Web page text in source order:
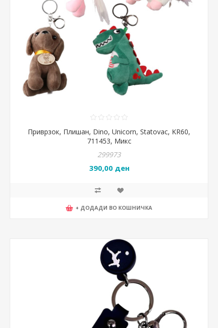
Приврзок, Плишан, Dino, Unicorn, Statovac, KR60,
711453, Микс
299973
390,00 ден
+ ДОДАДИ ВО КОШНИЧКА